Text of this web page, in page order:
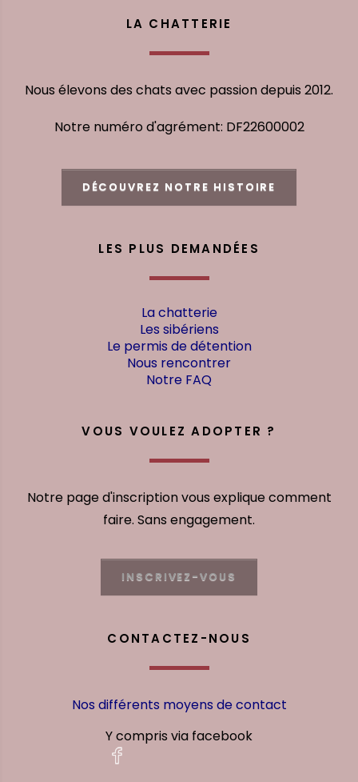
LA CHATTERIE
Nous élevons des chats avec passion depuis 2012.
Notre numéro d'agrément: DF22600002
DÉCOUVREZ NOTRE HISTOIRE
LES PLUS DEMANDÉES
La chatterie
Les sibériens
Le permis de détention
Nous rencontrer
Notre FAQ
VOUS VOULEZ ADOPTER ?
Notre page d'inscription vous explique comment
faire. Sans engagement.
INSCRIVEZ-VOUS
CONTACTEZ-NOUS
Nos différents moyens de contact
Y compris via facebook